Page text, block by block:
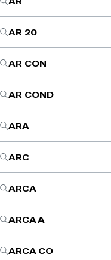
AR 20
AR CON
AR COND
ARA
ARC
ARCA
ARCA A
ARCA CO